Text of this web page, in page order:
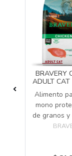
BRAVERY
ADULT
Alimento
mono
de granos